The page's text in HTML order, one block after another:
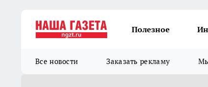
Полезное
Все новости Заказать рекламу